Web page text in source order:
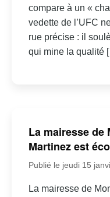
compare à un «
vedette de l’UFC
rue précise : il
qui mine la qualité
La mairesse de
Martinez est
Publié le jeudi 15
La mairesse de